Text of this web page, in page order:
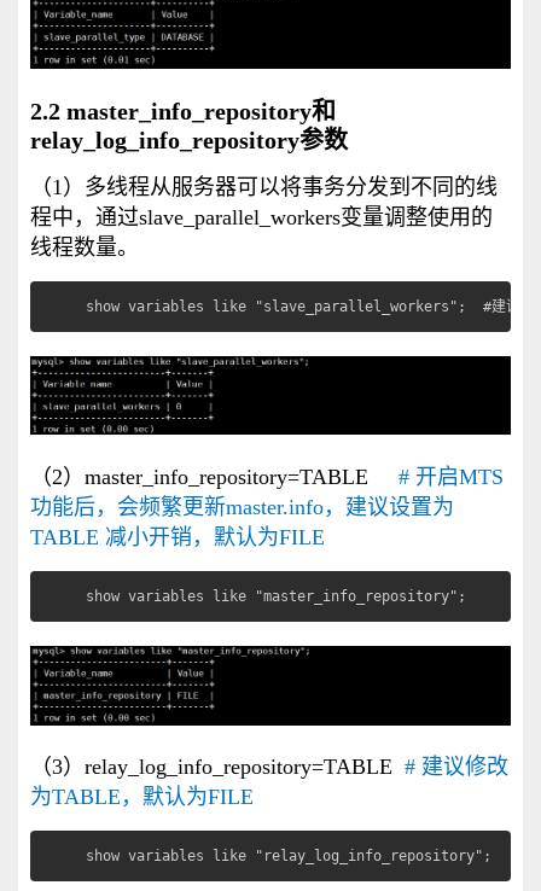
2.2 master_info_repository和
relay_log_info_repository参数
（1）多线程从服务器可以将事务分发到不同的线
程中，通过slave_parallel_workers变量调整使用的
线程数量。
show variables like "slave_parallel_workers";  #建议配置
（2）master_info_repository=TABLE
# 开启MTS
功能后，会频繁更新master.info，建议设置为
TABLE 减小开销，默认为FILE
show variables like "master_info_repository";
（3）relay_log_info_repository=TABLE # 建议修改
为TABLE，默认为FILE
show variables like "relay_log_info_repository";